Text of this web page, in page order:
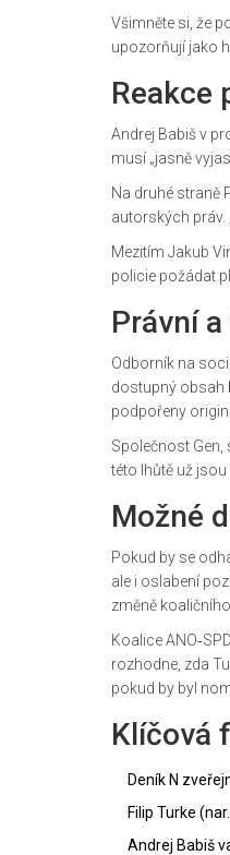
Všimněte si, že
upozorňují jako
Reakce
Andrej Babišv
musí „jasně
Na druhé straně
autorských práv.
Mezitím Jakub
policie požádat
Právní
Odborník na
dostupný obsah
podpořeny
Společnost Gen,
této lhůtě už
Možné
Pokud by se
ale i oslabení
změně
Koalice
rozhodne, zda
pokud by byl
Klíčová
Deník N
Filip Turke
Andrej Babiš